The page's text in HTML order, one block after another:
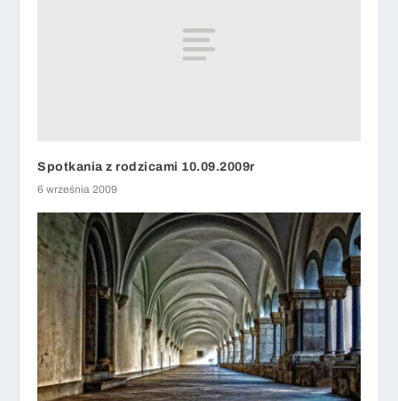
Spotkania z rodzicami 10.09.2009r
6 września 2009